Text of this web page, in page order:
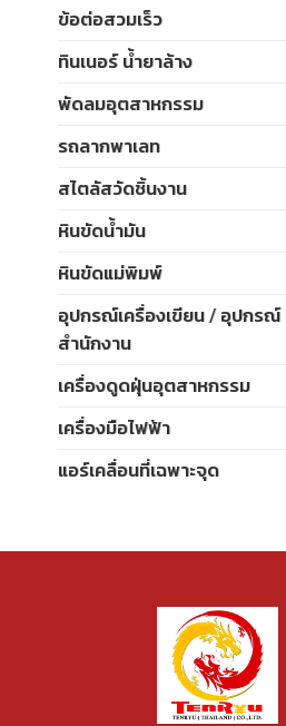
ข้อต่อสวมเร็ว
ทินเนอร์ น้ำยาล้าง
พัดลมอุตสาหกรรม
รถลากพาเลท
สไตลัสวัดชิ้นงาน
หินขัดน้ำมัน
หินขัดแม่พิมพ์
อุปกรณ์เครื่องเขียน / อุปกรณ์
สำนักงาน
เครื่องดูดฝุ่นอุตสาหกรรม
เครื่องมือไฟฟ้า
แอร์เคลื่อนที่เฉพาะจุด